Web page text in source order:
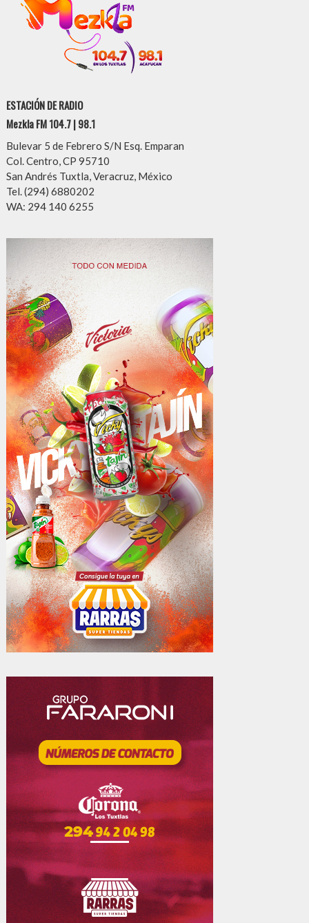
ESTACIÓN DE RADIO
Mezkla FM 104.7 | 98.1
Bulevar 5 de Febrero S/N Esq. Emparan
Col. Centro, CP 95710
San Andrés Tuxtla, Veracruz, México
Tel. (294) 6880202
WA: 294 140 6255